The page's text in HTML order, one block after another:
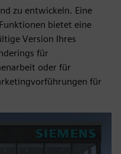
zu entwickeln. Eine
bietet eine
Version Ihres
für
oder für
für